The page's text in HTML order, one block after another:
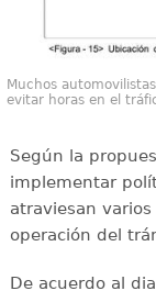
Muchos
evitar horas en el
Según la
implementar
atraviesan
operación del
De acuerdo al